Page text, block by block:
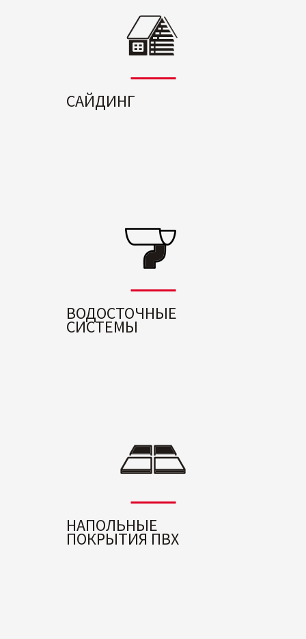
САЙДИНГ
ВОДОСТОЧНЫЕ
СИСТЕМЫ
НАПОЛЬНЫЕ
ПОКРЫТИЯ ПВХ